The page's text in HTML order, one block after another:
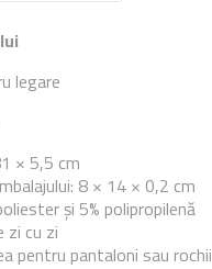
legare
× 5,5 cm
8 × 14 × 0,2 cm
și 5% polipropilenă
zi cu zi
pentru pantaloni sau rochii